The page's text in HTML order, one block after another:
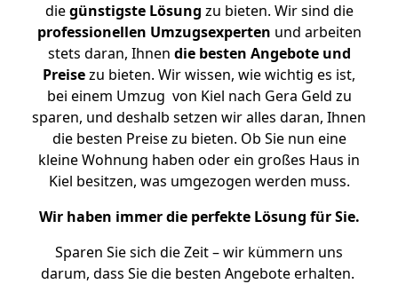
diegünstigste Lösung zu bieten. Wir sind die
professionellen Umzugsexperten und arbeiten
stets daran, Ihnen die besten Angebote und
Preisezu bieten. Wir wissen, wie wichtig es ist,
bei einem Umzug von Kiel nach Gera Geld zu
sparen, und deshalb setzen wir alles daran, Ihnen
die besten Preise zu bieten. Ob Sie nun eine
kleine Wohnung haben oder ein großes Haus in
Kiel besitzen, was umgezogen werden muss.
Wir haben immer die perfekte Lösung für Sie.
Sparen Sie sich die Zeit – wir kümmern uns
darum, dass Sie die besten Angebote erhalten.